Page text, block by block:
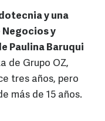
y una
y
Paulina Baruqui
de Grupo OZ,
tres años, pero
más de 15 años.